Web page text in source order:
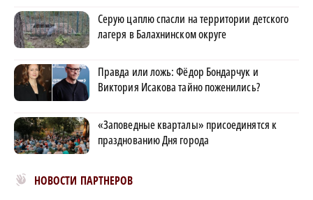
Серую цаплю спасли на территории детского
лагеря в Балахнинском округе
Правда или ложь: Фёдор Бондарчук и
Виктория Исакова тайно поженились?
«Заповедные кварталы» присоединятся к
празднованию Дня города
НОВОСТИ ПАРТНЕРОВ
Новости МирТесен